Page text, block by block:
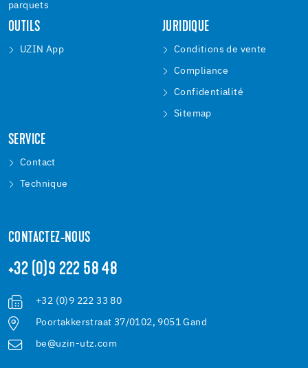
parquets
OUTILS
UZIN App
JURIDIQUE
Conditions de vente
Compliance
Confidentialité
Sitemap
SERVICE
Contact
Technique
CONTACTEZ-NOUS
+32 (0)9 222 58 48
+32 (0)9 222 33 80
Poortakkerstraat 37/0102, 9051 Gand
be@uzin-utz.com